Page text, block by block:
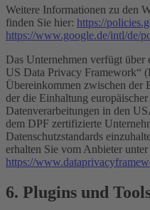
Weitere Informationen zu den
finden Sie hier: https://
https://www.google.de/intl/de/
Das Unternehmen verfügt
US Data Privacy Framework“
Übereinkommen zwischen der
der die Einhaltung
Datenverarbeitungen in den
dem DPF zertifizierte
Datenschutzstandards
erhalten Sie vom Anbieter
https://
6. Plugins und